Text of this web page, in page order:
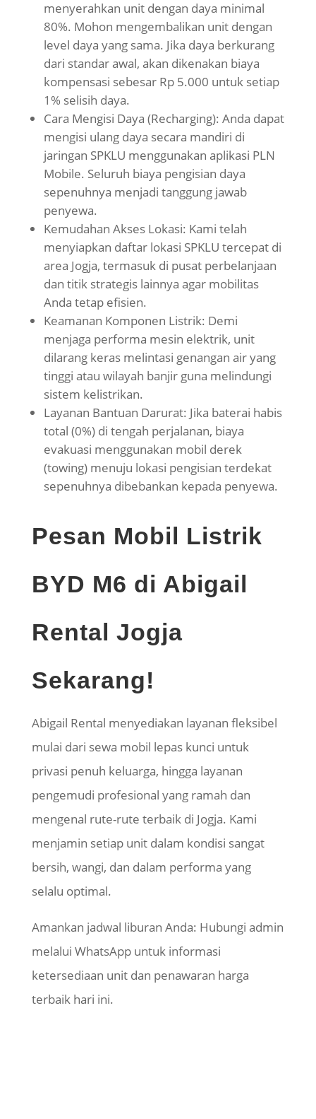
menyerahkan unit dengan daya minimal
80%. Mohon mengembalikan unit dengan
level daya yang sama. Jika daya berkurang
dari standar awal, akan dikenakan biaya
kompensasi sebesar Rp 5.000 untuk setiap
1% selisih daya.
Cara Mengisi Daya (Recharging): Anda dapat
mengisi ulang daya secara mandiri di
jaringan SPKLU menggunakan aplikasi PLN
Mobile. Seluruh biaya pengisian daya
sepenuhnya menjadi tanggung jawab
penyewa.
Kemudahan Akses Lokasi: Kami telah
menyiapkan daftar lokasi SPKLU tercepat di
area Jogja, termasuk di pusat perbelanjaan
dan titik strategis lainnya agar mobilitas
Anda tetap efisien.
Keamanan Komponen Listrik: Demi
menjaga performa mesin elektrik, unit
dilarang keras melintasi genangan air yang
tinggi atau wilayah banjir guna melindungi
sistem kelistrikan.
Layanan Bantuan Darurat: Jika baterai habis
total (0%) di tengah perjalanan, biaya
evakuasi menggunakan mobil derek
(towing) menuju lokasi pengisian terdekat
sepenuhnya dibebankan kepada penyewa.
Pesan Mobil Listrik
BYD M6 di Abigail
Rental Jogja
Sekarang!
Abigail Rental menyediakan layanan fleksibel
mulai dari sewa mobil lepas kunci untuk
privasi penuh keluarga, hingga layanan
pengemudi profesional yang ramah dan
mengenal rute-rute terbaik di Jogja. Kami
menjamin setiap unit dalam kondisi sangat
bersih, wangi, dan dalam performa yang
selalu optimal.
Amankan jadwal liburan Anda: Hubungi admin
melalui WhatsApp untuk informasi
ketersediaan unit dan penawaran harga
terbaik hari ini.